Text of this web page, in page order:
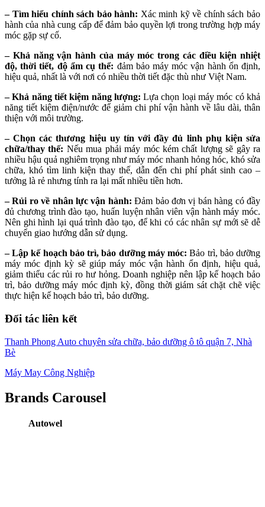
– Tìm hiểu chính sách bảo hành: Xác minh kỹ về chính sách bảo
hành của nhà cung cấp để đảm bảo quyền lợi trong trường hợp máy
móc gặp sự cố.
– Khả năng vận hành của máy móc trong các điều kiện nhiệt
độ, thời tiết, độ ẩm cụ thể: đảm bảo máy móc vận hành ổn định,
hiệu quả, nhất là với nơi có nhiều thời tiết đặc thù như Việt Nam.
– Khả năng tiết kiệm năng lượng: Lựa chọn loại máy móc có khả
năng tiết kiệm điện/nước để giảm chi phí vận hành về lâu dài, thân
thiện với môi trường.
– Chọn các thương hiệu uy tín với đầy đủ linh phụ kiện sửa
chữa/thay thế: Nếu mua phải máy móc kém chất lượng sẽ gây ra
nhiều hậu quả nghiêm trọng như máy móc nhanh hỏng hóc, khó sửa
chữa, khó tìm linh kiện thay thế, dẫn đến chi phí phát sinh cao –
tưởng là rẻ nhưng tính ra lại mất nhiều tiền hơn.
– Rủi ro về nhân lực vận hành: Đảm bảo đơn vị bán hàng có đầy
đủ chương trình đào tạo, huấn luyện nhân viên vận hành máy móc.
Nên ghi hình lại quá trình đào tạo, để khi có các nhân sự mới sẽ dễ
chuyển giao hướng dẫn sử dụng.
– Lập kế hoạch bảo trì, bảo dưỡng máy móc: Bảo trì, bảo dưỡng
máy móc định kỳ sẽ giúp máy móc vận hành ổn định, hiệu quả,
giảm thiểu các rủi ro hư hỏng. Doanh nghiệp nên lập kế hoạch bảo
trì, bảo dưỡng máy móc định kỳ, đồng thời giám sát chặt chẽ việc
thực hiện kế hoạch bảo trì, bảo dưỡng.
Đối tác liên kết
Thanh Phong Auto chuyên sửa chữa, bảo dưỡng ô tô quận 7, Nhà
Bè
Máy May Công Nghiệp
Brands Carousel
Autowel